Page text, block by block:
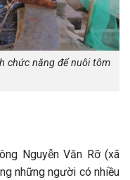
chức năng để nuôi tôm
Nguyễn Văn Rỡ (xã
những người có nhiều